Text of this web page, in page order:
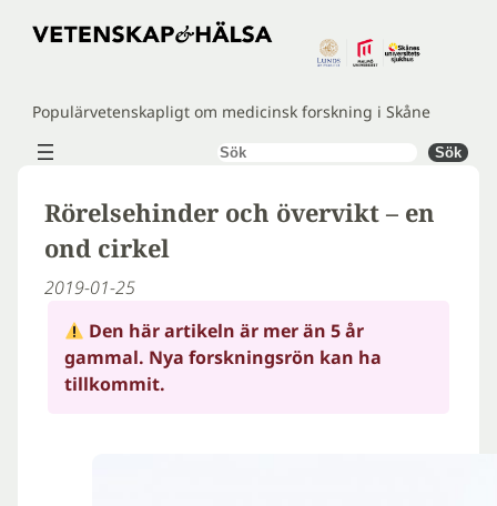
Hoppa
Populärvetenskapligt om medicinsk forskning i Skåne
Sök Sök
Rörelsehinder och övervikt – en
ond cirkel
2019-01-25
Den här artikeln är mer än 5 år
gammal. Nya forskningsrön kan ha
tillkommit.